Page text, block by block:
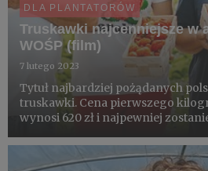
DLA PLANTATORÓW
Truskawki najcenniejsze w
WOŚP (film)
7 lutego 2023
Tytuł najbardziej pożądanych
truskawki. Cena pierwszego
wynosi 620 zł i najpewniej
WOŚP. Voucher na pierwsze
Weron...